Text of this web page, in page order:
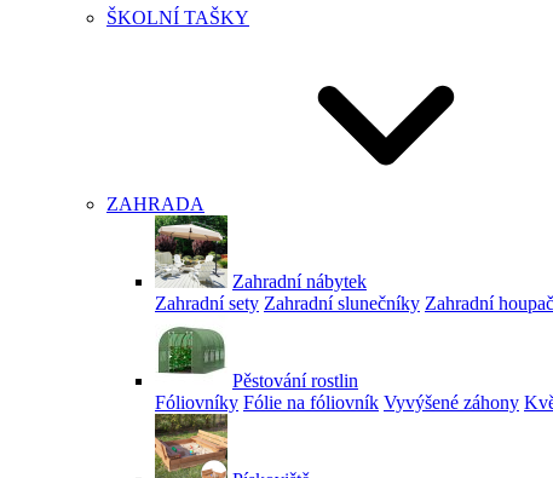
ŠKOLNÍ TAŠKY
ZAHRADA
Zahradní nábytek
Zahradní sety Zahradní slunečníky Zahradní
Pěstování rostlin
Fóliovníky Fólie na fóliovník Vyvýšené záhony